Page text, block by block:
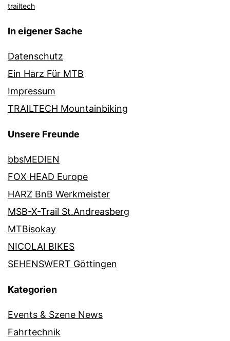
trailtech
In eigener Sache
Datenschutz
Ein Harz Für MTB
Impressum
TRAILTECH Mountainbiking
Unsere Freunde
bbsMEDIEN
FOX HEAD Europe
HARZ BnB Werkmeister
MSB-X-Trail St.Andreasberg
MTBisokay
NICOLAI BIKES
SEHENSWERT Göttingen
Kategorien
Events & Szene News
Fahrtechnik